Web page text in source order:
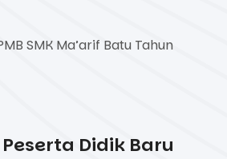
SMK Ma’arif Batu Tahun
Didik Baru